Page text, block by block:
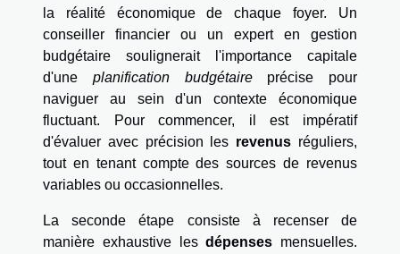
la réalité économique de chaque foyer. Un
conseiller financier ou un expert en gestion
budgétaire soulignerait l'importance capitale
d'une planification budgétaireprécise pour
naviguer au sein d'un contexte économique
fluctuant. Pour commencer, il est impératif
d'évaluer avec précision les revenus réguliers,
tout en tenant compte des sources de revenus
variables ou occasionnelles.
La seconde étape consiste à recenser de
manière exhaustive lesdépenses mensuelles.